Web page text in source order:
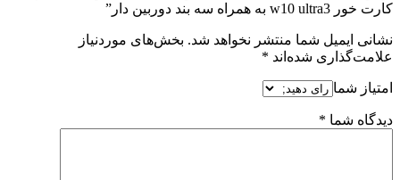
کارت خور w10 ultra3 به همراه سه بند دوربین دار”
نشانی ایمیل شما منتشر نخواهد شد. بخش‌های موردنیاز
علامت‌گذاری شده‌اند *
امتیاز شما
دیدگاه شما *